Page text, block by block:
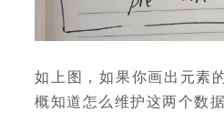
如上图，如果你画出元素
概知道怎么维护这两个数据